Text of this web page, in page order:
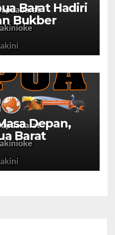
Barat Hadiri
Bukber
dan
Depan,
Barat
RKPD 2027